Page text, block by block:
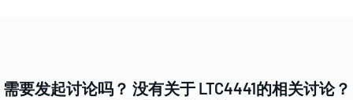
需要发起讨论吗？ 没有关于 LTC4441的相关讨论？